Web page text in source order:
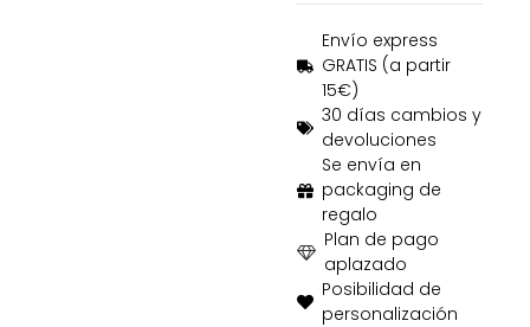
Envío express
GRATIS (a partir
15€)
30 días cambios y
devoluciones
Se envía en
packaging de
regalo
Plan de pago
aplazado
Posibilidad de
personalización